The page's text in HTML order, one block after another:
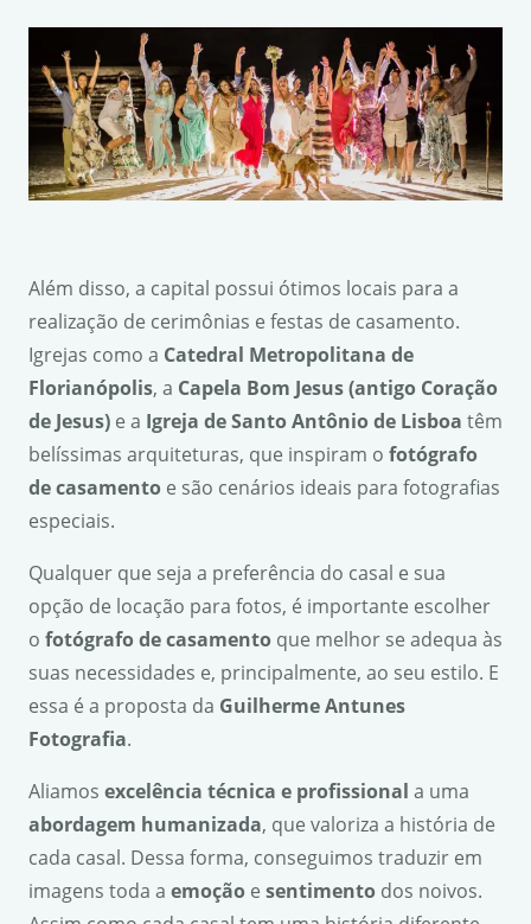
Além disso, a capital possui ótimos locais para a
realização de cerimônias e festas de casamento.
Igrejas como a Catedral Metropolitana de
Florianópolis, a Capela Bom Jesus (antigo Coração
de Jesus) e a Igreja de Santo Antônio de Lisboa têm
belíssimas arquiteturas, que inspiram o fotógrafo
de casamento e são cenários ideais para fotografias
especiais.
Qualquer que seja a preferência do casal e sua
opção de locação para fotos, é importante escolher
o fotógrafo de casamento que melhor se adequa às
suas necessidades e, principalmente, ao seu estilo. E
essa é a proposta da Guilherme Antunes
Fotografia.
Aliamos excelência técnica e profissional a uma
abordagem humanizada, que valoriza a história de
cada casal. Dessa forma, conseguimos traduzir em
imagens toda a emoção e sentimento dos noivos.